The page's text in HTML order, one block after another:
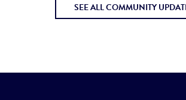
SEE ALL COMMUNITY